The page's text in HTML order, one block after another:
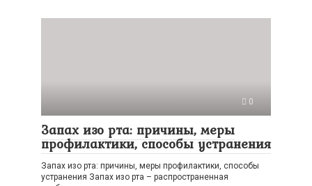
0
Запах изо рта: причины, меры
профилактики, способы устранения
Запах изо рта: причины, меры профилактики, способы
устранения Запах изо рта – распространенная